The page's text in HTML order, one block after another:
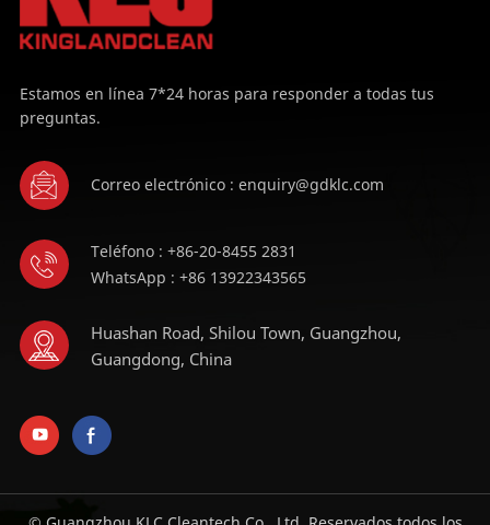
Estamos en línea 7*24 horas para responder a todas tus
preguntas.
Correo electrónico : enquiry@gdklc.com
Teléfono : +86-20-8455 2831
WhatsApp : +86 13922343565
Huashan Road, Shilou Town, Guangzhou,
Guangdong, China